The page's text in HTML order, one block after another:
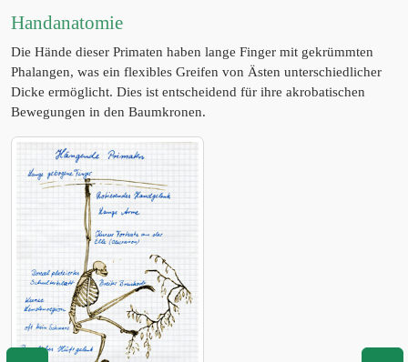
Handanatomie
Die Hände dieser Primaten haben lange Finger mit gekrümmten
Phalangen, was ein flexibles Greifen von Ästen unterschiedlicher
Dicke ermöglicht. Dies ist entscheidend für ihre akrobatischen
Bewegungen in den Baumkronen.